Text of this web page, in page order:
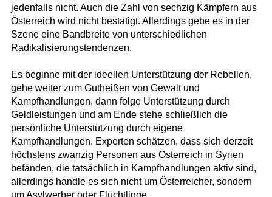
jedenfalls nicht. Auch die Zahl von sechzig Kämpfern aus
Österreich wird nicht bestätigt. Allerdings gebe es in der
Szene eine Bandbreite von unterschiedlichen
Radikalisierungstendenzen.
Es beginne mit der ideellen Unterstützung der Rebellen,
gehe weiter zum Gutheißen von Gewalt und
Kampfhandlungen, dann folge Unterstützung durch
Geldleistungen und am Ende stehe schließlich die
persönliche Unterstützung durch eigene
Kampfhandlungen. Experten schätzen, dass sich derzeit
höchstens zwanzig Personen aus Österreich in Syrien
befänden, die tatsächlich in Kampfhandlungen aktiv sind,
allerdings handle es sich nicht um Österreicher, sondern
um Asylwerber oder Flüchtlinge.